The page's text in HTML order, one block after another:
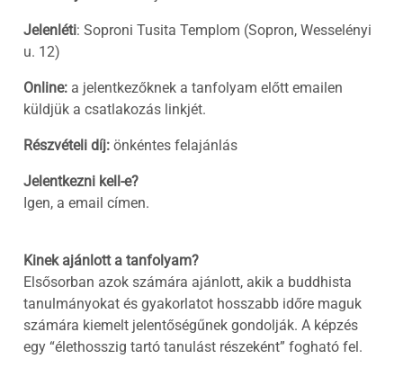
Jelenléti: Soproni Tusita Templom (Sopron, Wesselényi
u. 12)
Online: a jelentkezőknek a tanfolyam előtt emailen
küldjük a csatlakozás linkjét.
Részvételi díj: önkéntes felajánlás
Jelentkezni kell-e?
Igen, a email címen.
Kinek ajánlott a tanfolyam?
Elsősorban azok számára ajánlott, akik a buddhista
tanulmányokat és gyakorlatot hosszabb időre maguk
számára kiemelt jelentőségűnek gondolják. A képzés
egy “élethosszig tartó tanulást részeként” fogható fel.